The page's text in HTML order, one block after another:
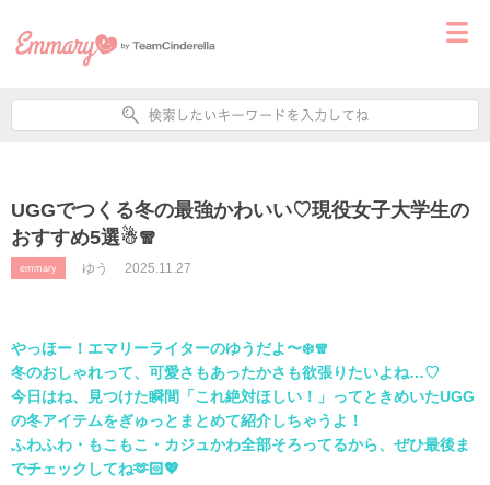
UGGでつくる冬の最強かわいい♡現役女子大学生の
おすすめ5選☃🧣
emmary ゆう 2025.11.27
やっほー！エマリーライターのゆうだよ〜❄️🧣
冬のおしゃれって、可愛さもあったかさも欲張りたいよね…♡
今日はね、見つけた瞬間「これ絶対ほしい！」ってときめいたUGG
の冬アイテムをぎゅっとまとめて紹介しちゃうよ！
ふわふわ・もこもこ・カジュかわ全部そろってるから、ぜひ最後ま
でチェックしてね🫶🏻💖